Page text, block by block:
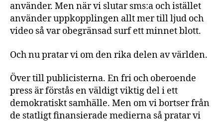
använder. Men när vi slutar sms:a och istället
använder uppkopplingen allt mer till ljud och
video så var obegränsad surf ett minnet blott.
Och nu pratar vi om den rika delen av världen.
Över till publicisterna. En fri och oberoende
press är förstås en väldigt viktig del i ett
demokratiskt samhälle. Men om vi bortser från
de statligt finansierade medierna så pratar vi